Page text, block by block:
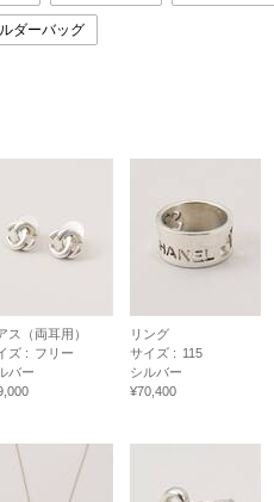
ダーバッグ
ス（両耳用）
ズ : フリー
バー
リング
サイズ : 115
シルバー
¥70,400